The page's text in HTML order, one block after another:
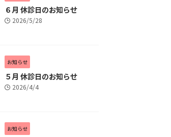
６月 休診日のお知らせ
2026/5/28
お知らせ
５月 休診日のお知らせ
2026/4/4
お知らせ